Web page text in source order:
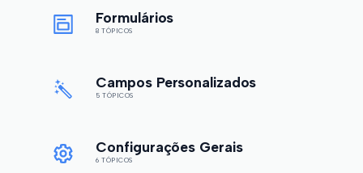
Formulários
8 TÓPICOS
Campos Personalizados
5 TÓPICOS
Configurações Gerais
6 TÓPICOS